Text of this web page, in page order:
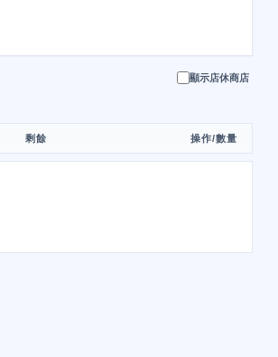
顯示店休商店
剩餘 操作/數量